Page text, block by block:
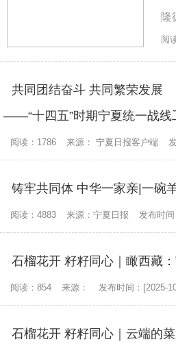
隆
阅
共同团结奋斗 共同繁荣发展
——“十四五”时期宁夏统一战线
阅读：1786 来源： 宁夏日报客户端
铸牢共同体 中华一家亲|一碗
阅读：4883 来源：宁夏日报 发布时间
石榴花开 籽籽同心｜瞰西藏
阅读：854 来源： 发布时间：[2025-
石榴花开 籽籽同心｜云端的